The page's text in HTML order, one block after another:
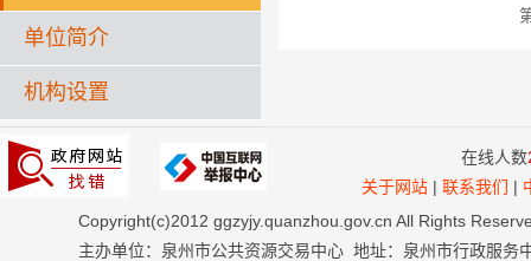
单位简介
机构设置
在线人数
关于网站 | 联系我们 |
Copyright(c)2012 ggzyjy.quanzhou.gov.cn All Rights
主办单位：泉州市公共资源交易中心 地址：泉州市行政服